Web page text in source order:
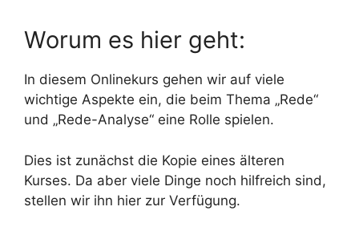
Worum es hier geht:
In diesem Onlinekurs gehen wir auf viele
wichtige Aspekte ein, die beim Thema „Rede“
und „Rede-Analyse“ eine Rolle spielen.
Dies ist zunächst die Kopie eines älteren
Kurses. Da aber viele Dinge noch hilfreich sind,
stellen wir ihn hier zur Verfügung.